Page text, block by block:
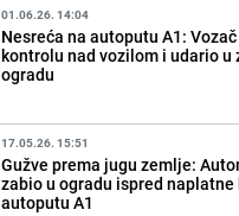
01.06.26. 14:04
Nesreća na autoputu A1:
kontrolu nad vozilom i udario u
ogradu
17.05.26. 15:51
Gužve prema jugu zemlje:
zabio u ogradu ispred naplatne
autoputu A1